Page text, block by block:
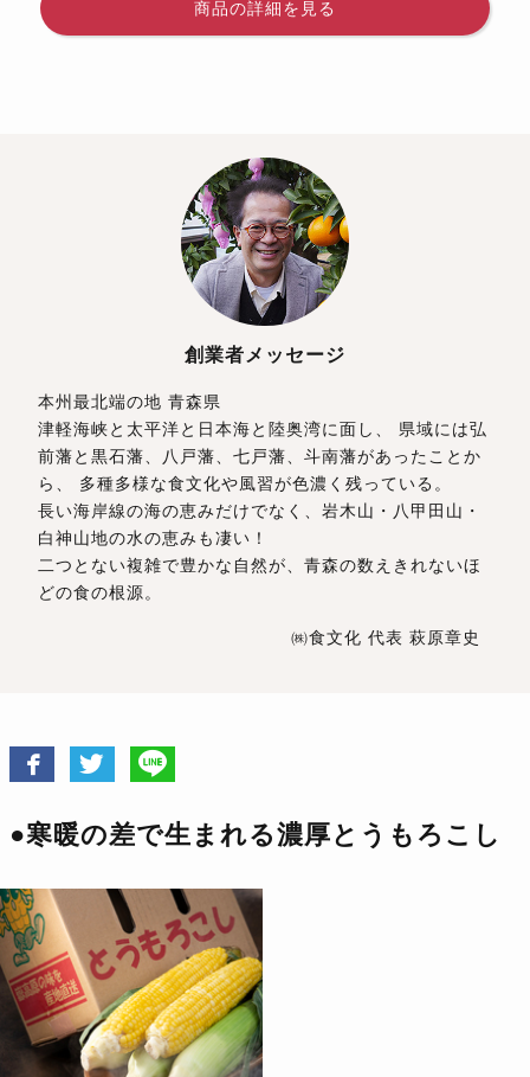
商品の詳細を見る
創業者メッセージ
本州最北端の地 青森県
津軽海峡と太平洋と日本海と陸奥湾に面し、 県域には弘
前藩と黒石藩、八戸藩、七戸藩、斗南藩があったことか
ら、 多種多様な食文化や風習が色濃く残っている。
長い海岸線の海の恵みだけでなく、岩木山・八甲田山・
白神山地の水の恵みも凄い！
二つとない複雑で豊かな自然が、青森の数えきれないほ
どの食の根源。
㈱食文化 代表 萩原章史
●寒暖の差で生まれる濃厚とうもろこし